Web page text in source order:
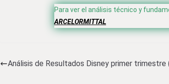
Para ver el análisis técnico y
ARCELORMITTAL
Análisis de Resultados Disney primer trimestre